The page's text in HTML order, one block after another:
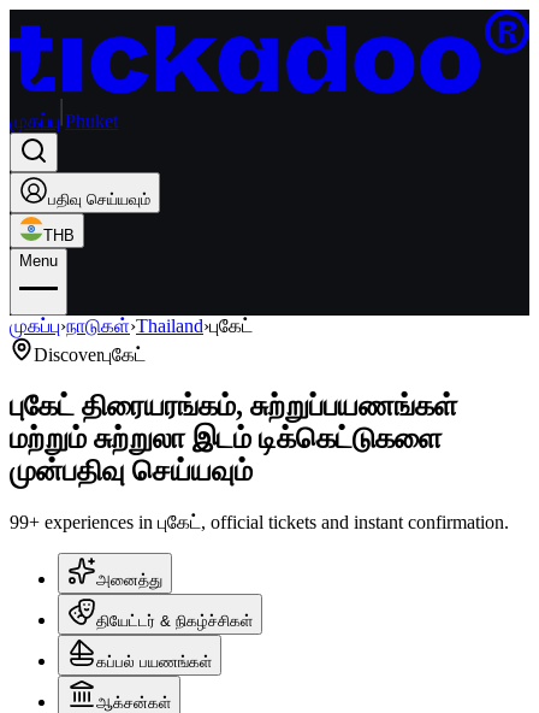
முகப்பு Phuket
பதிவு செய்யவும்
THB
Menu
முகப்பு›நாடுகள்›Thailand›புகேட்
Discoverபுகேட்
புகேட் திரையரங்கம், சுற்றுப்பயணங்கள்
மற்றும் சுற்றுலா இடம் டிக்கெட்டுகளை
முன்பதிவு செய்யவும்
99+ experiences in புகேட், official tickets and instant confirmation.
அனைத்து
தியேட்டர் & நிகழ்ச்சிகள்
கப்பல் பயணங்கள்
ஆக்சன்கள்